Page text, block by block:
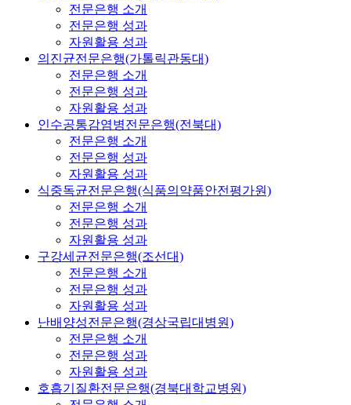
전문은행 소개
전문은행 성과
자원활용 성과
의진균전문은행(가톨릭관동대)
전문은행 소개
전문은행 성과
자원활용 성과
인수공통감염병전문은행(전북대)
전문은행 소개
전문은행 성과
자원활용 성과
식중독균전문은행(식품의약품안전평가원)
전문은행 소개
전문은행 성과
자원활용 성과
구강세균전문은행(조선대)
전문은행 소개
전문은행 성과
자원활용 성과
난배양성전문은행(경상국립대병원)
전문은행 소개
전문은행 성과
자원활용 성과
호흡기질환전문은행(경북대학교병원)